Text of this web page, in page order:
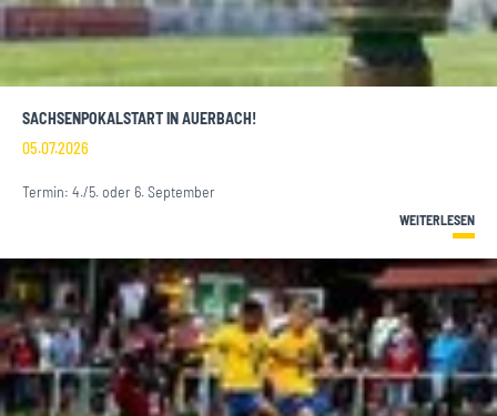
SACHSENPOKALSTART IN AUERBACH!
05.07.2026
Termin: 4./5. oder 6. September
WEITERLESEN